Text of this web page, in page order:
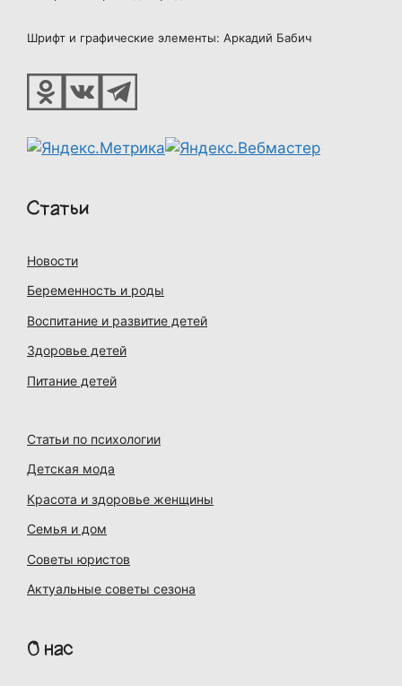
Шрифт и графические элементы: Аркадий Бабич
Статьи
Новости
Беременность и роды
Воспитание и развитие детей
Здоровье детей
Питание детей
Статьи по психологии
Детская мода
Красота и здоровье женщины
Семья и дом
Советы юристов
Актуальные советы сезона
О нас